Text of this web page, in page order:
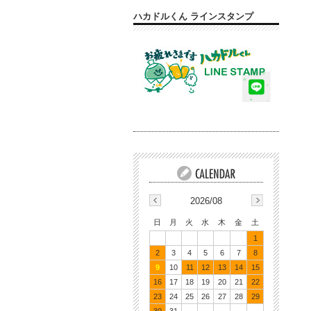
ハカドルくん ラインスタンプ
2026/08
日 月 火 水 木 金
土
1
2
3 4 5 6 7
8
9
10 11 12 13 14
15
16
17 18 19 20 21
22
23
24 25 26 27 28
29